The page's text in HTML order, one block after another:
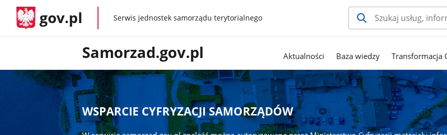
gov.pl gov.plSerwis jednostek samorządu terytorialnego
Samorzad.gov.pl Aktualności Baza wiedzy Transformacja
WSPARCIE CYFRYZACJI SAMORZĄDÓW